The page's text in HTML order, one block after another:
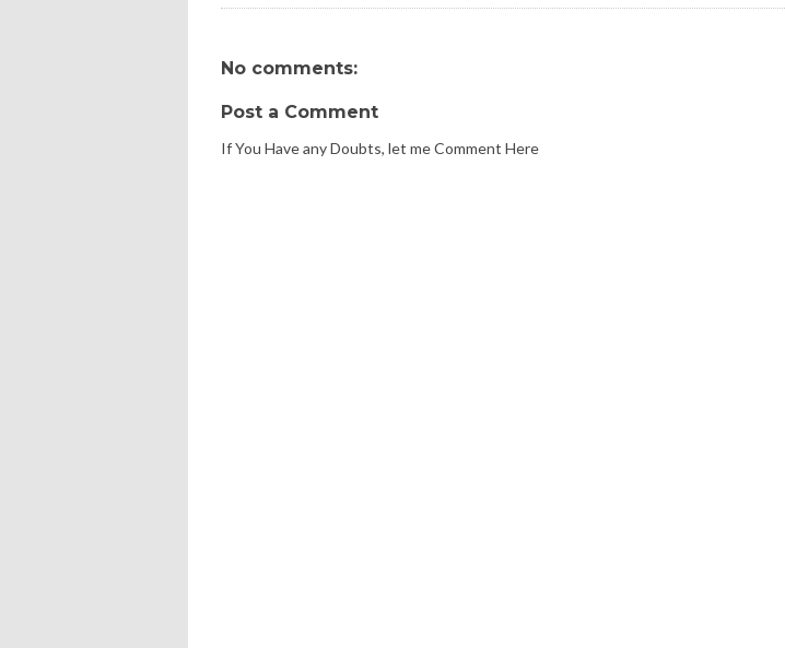
No comments:
Post a Comment
If You Have any Doubts, let me Comment Here